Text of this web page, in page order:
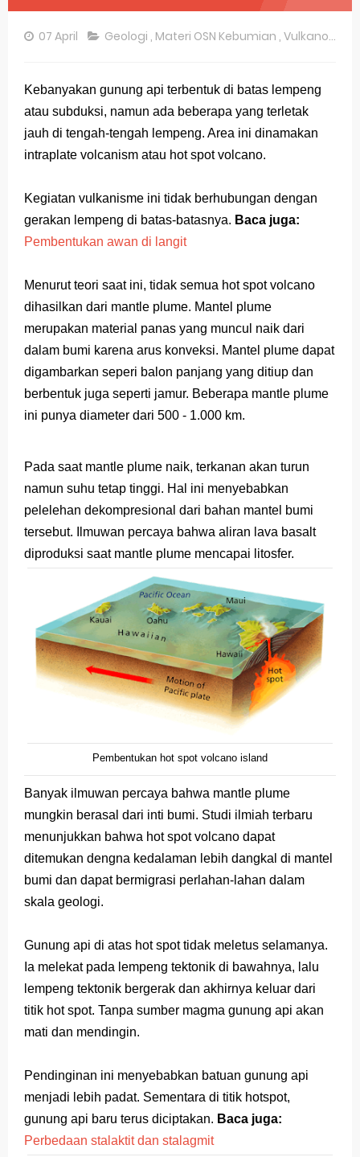
Pembahasan Soal OSN-K Geografi 2025 No 26-30
Pembahasan Soal OSN-K Geografi 2025 No 16-20
Pembahasan Soal OSN-K Geografi 2025 No 11-15
Pembahasan Soal OSN-K Geografi 2025 No 6-10
Bocoran 150 Bank Soal Dasar OSN Geografi 2026 Part 1 [Wajib Baca]
Bencana Banjir Bandang di Sumatra Salah Manusia
Gratis, Pre Test Online Calon Pejuang OSN Geografi 2026
50 Latihan Prediksi Soal TKA Sosiologi 2025 + Kunci
Prediksi Soal TKA Geografi Topik Konsep Geografi + Kunci
Latihan Soal TKA Geografi 2025 Topik Analisa Informasi Geospasial
STOP Belajar Geografi Pakai Cara Lama! 😤 TKA 2025 Beda Level. Kuasai 150 Bank Soal HOTS Sekarang!
3 Jurus Sakti Menaklukkan Soal TKA Geografi [Wajib Baca]
Menjadi Pengajar Jaman Sekarang Makin Berat
Friday, 7 August
07 April Geologi , Materi OSN Kebumian , Vulkanologi
Kebanyakan gunung api terbentuk di batas lempeng
atau subduksi, namun ada beberapa yang terletak
jauh di tengah-tengah lempeng. Area ini dinamakan
intraplate volcanism atau hot spot volcano.
Kegiatan vulkanisme ini tidak berhubungan dengan
gerakan lempeng di batas-batasnya. Baca juga:
Pembentukan awan di langit
Menurut teori saat ini, tidak semua hot spot volcano
dihasilkan dari mantle plume. Mantel plume
merupakan material panas yang muncul naik dari
dalam bumi karena arus konveksi. Mantel plume dapat
digambarkan seperi balon panjang yang ditiup dan
berbentuk juga seperti jamur. Beberapa mantle plume
ini punya diameter dari 500 - 1.000 km.
Pada saat mantle plume naik, terkanan akan turun
namun suhu tetap tinggi. Hal ini menyebabkan
pelelehan dekompresional dari bahan mantel bumi
tersebut. Ilmuwan percaya bahwa aliran lava basalt
diproduksi saat mantle plume mencapai litosfer.
Pembentukan hot spot volcano island
Banyak ilmuwan percaya bahwa mantle plume
mungkin berasal dari inti bumi. Studi ilmiah terbaru
menunjukkan bahwa hot spot volcano dapat
ditemukan dengna kedalaman lebih dangkal di mantel
bumi dan dapat bermigrasi perlahan-lahan dalam
skala geologi.
Gunung api di atas hot spot tidak meletus selamanya.
Ia melekat pada lempeng tektonik di bawahnya, lalu
lempeng tektonik bergerak dan akhirnya keluar dari
titik hot spot. Tanpa sumber magma gunung api akan
mati dan mendingin.
Pendinginan ini menyebabkan batuan gunung api
menjadi lebih padat. Sementara di titik hotspot,
gunung api baru terus diciptakan. Baca juga:
Perbedaan stalaktit dan stalagmit